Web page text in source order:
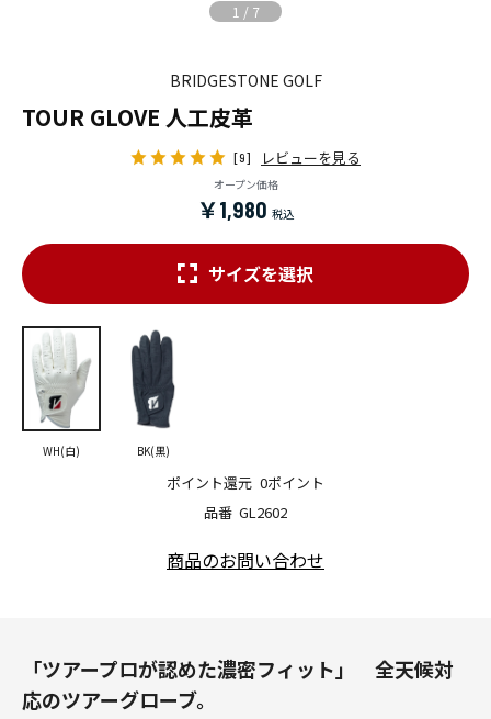
1 / 7
BRIDGESTONE GOLF
TOUR GLOVE 人工皮革
[9] レビューを見る
オープン価格
￥1,980
品番 GL2602
ポイント還元 0ポイント
サイズを選択
WH(白) BK(黒)
商品のお問い合わせ
「ツアープロが認めた濃密フィット」 全天候対
応のツアーグローブ。